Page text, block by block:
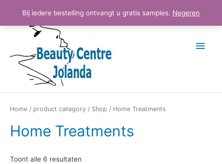
Bij iedere bestelling ontvangt u gratis samples. Negeren
Home / product category / Shop / Home Treatments
Home Treatments
Toont alle 6 resultaten